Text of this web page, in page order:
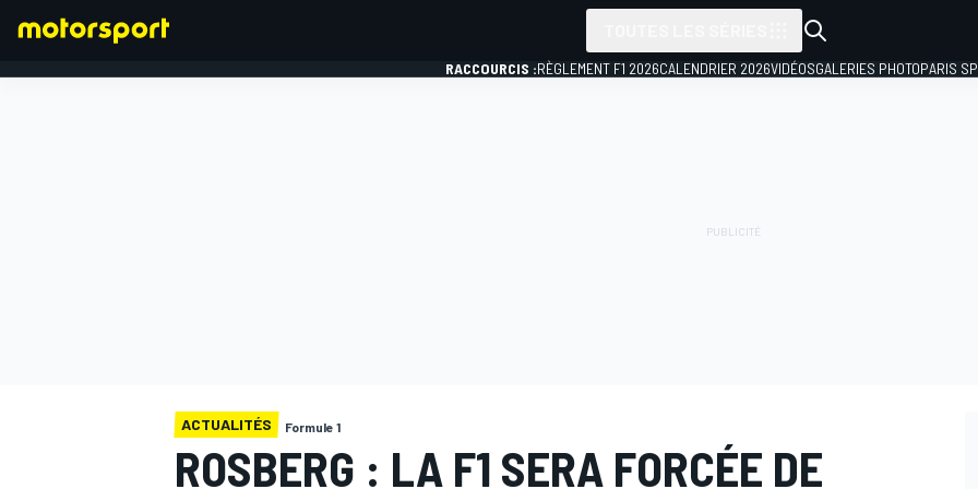
RACCOURCIS :RÈGLEMENT F1 2026CALENDRIER 2026VIDÉOSGALERIES PHOTOPARIS
ACTUALITÉS Formule 1
ROSBERG : LA F1 SERA FORCÉE DE